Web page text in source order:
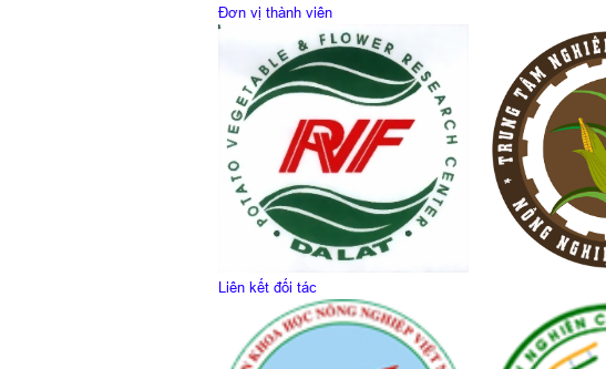
Đơn vị thành viên
Liên kết đối tác